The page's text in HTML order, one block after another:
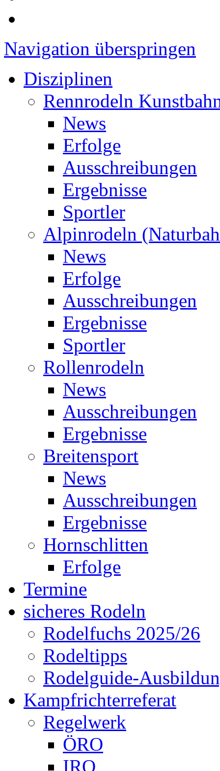
Navigation überspringen
Disziplinen
Rennrodeln
News
Erfolge
Ausschreibungen
Ergebnisse
Sportler
Alpinrodeln
News
Erfolge
Ausschreibungen
Ergebnisse
Sportler
Rollenrodeln
News
Ausschreibungen
Ergebnisse
Breitensport
News
Ausschreibungen
Ergebnisse
Hornschlitten
Erfolge
Termine
sicheres Rodeln
Rodelfuchs 2025/26
Rodeltipps
Rodelguide-
Kampfrichterreferat
Regelwerk
ÖRO
IRO